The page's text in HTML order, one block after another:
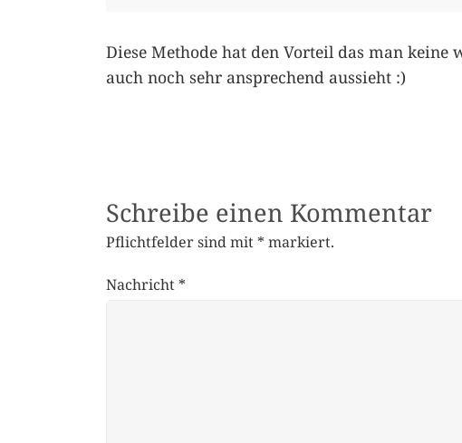
Diese Methode hat den Vorteil das man keine
auch noch sehr ansprechend aussieht :)
Schreibe einen Kommentar
Pflichtfelder sind mit * markiert.
Nachricht *